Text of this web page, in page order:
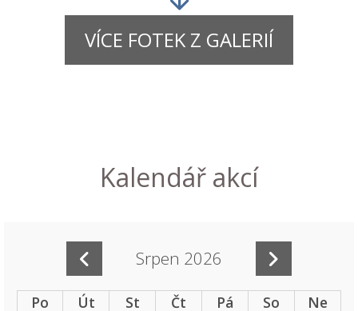
VÍCE FOTEK Z GALERIÍ
Kalendář akcí
Srpen 2026
Po Út St Čt Pá So
Ne